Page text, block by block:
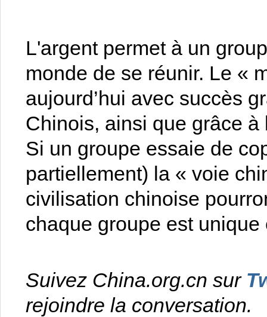
L'argent permet à un
monde de se réunir. Le «
aujourd’hui avec succès
Chinois, ainsi que grâce
Si un groupe essaie de
partiellement) la « voie
civilisation chinoise
chaque groupe est
Suivez China.org.cn sur
rejoindre la conversation.